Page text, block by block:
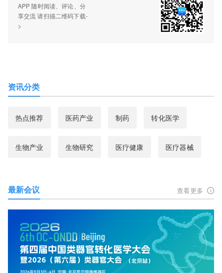
APP 随时阅读、评论、分
享交流 请扫描二维码下载-
>
资讯分类
热点推荐 医药产业 制药 转化医学
生物产业 生物研究 医疗健康 医疗器械
最新会议 查看更多